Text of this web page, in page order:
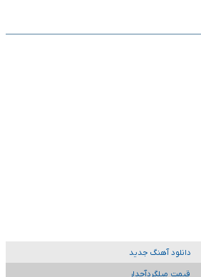
دانلود آهنگ جدید
قیمت میلگردآجدار